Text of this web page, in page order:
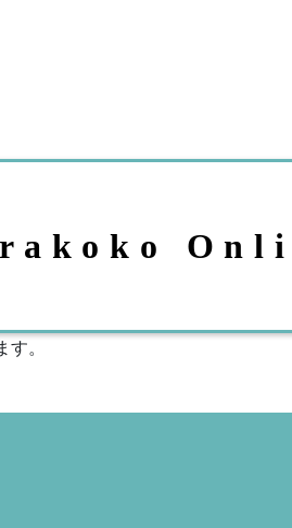
。